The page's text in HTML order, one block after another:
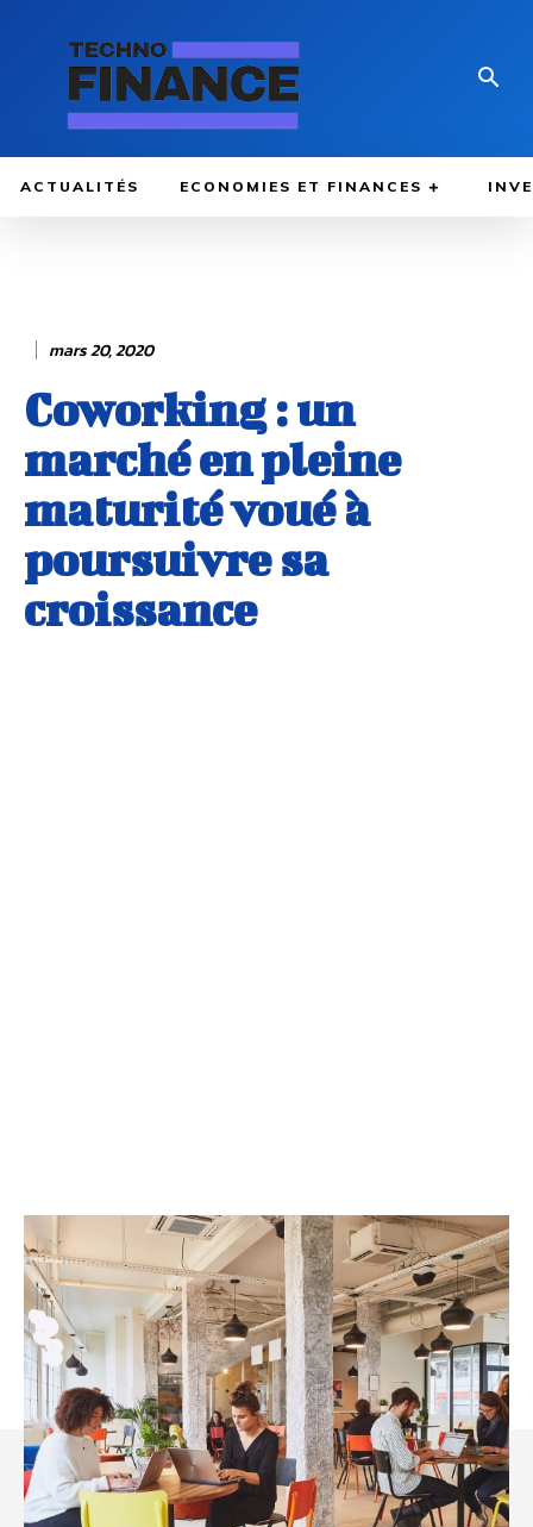
ACTUALITÉS ECONOMIES ET FINANCES
mars 20, 2020
Coworking : un
marché en pleine
maturité voué à
poursuivre sa
croissance